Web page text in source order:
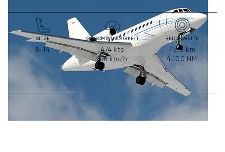
SITZE
8-14
GESCHWINDIGKEIT
474 kts
878km/h
REICHWEITE
7.593 km
4.100 NM